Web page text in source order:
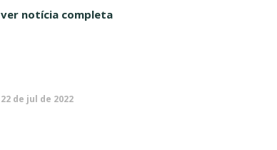
ver notícia completa
22 de jul de 2022